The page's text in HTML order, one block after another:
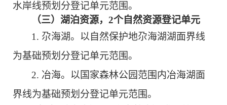
水岸线预划分登记单元范围。
（三）湖泊资源， 2个自然资源登记单元
1. 尕海湖。以自然保护地尕海湖湖面界线
为基础预划分登记单元范围。
2. 冶海。以国家森林公园范围内冶海湖面
界线为基础预划分登记单元范围。